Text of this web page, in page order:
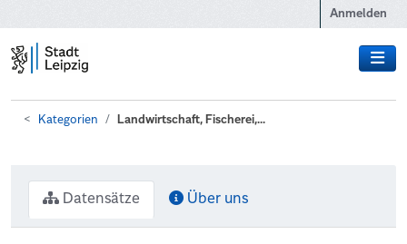
Anmelden
Kategorien Landwirtschaft, Fischerei,...
Datensätze Über uns